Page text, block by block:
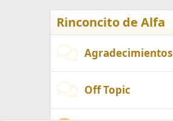
Rinconcito de Alfa
Agradecimientos
Off Topic